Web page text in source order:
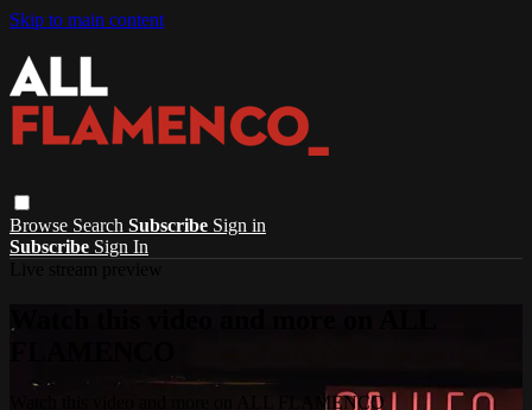
Skip to main content
Browse Search Subscribe Sign in
Subscribe Sign In
Watch this video and more on ALL FLAMENCO